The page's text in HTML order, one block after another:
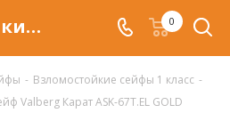
Взломостойкий сейф Valberg Карат ASK-67Т.EL GOLD (чёрный) в Воронеже купить со скидкой по низкой цене в интернет-магазине ValbergSafe.ru 0
- Взломостойкие сейфы 1 класс -
Valberg Карат ASK-67Т.EL GOLD